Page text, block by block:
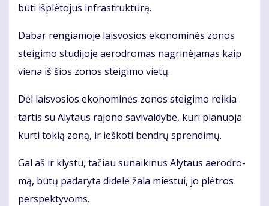
bū­ti iš­plė­to­jus in­fra­struk­tū­rą.
Da­bar ren­gia­mo­je lais­vo­sios eko­no­mi­nės zo­nos
stei­gi­mo stu­di­jo­je ae­ro­dro­mas nag­ri­nė­ja­mas kaip
vie­na iš šios zo­nos stei­gi­mo vie­tų.
Dėl lais­vo­sios eko­no­mi­nės zo­nos stei­gi­mo rei­kia
tar­tis su Aly­taus ra­jo­no sa­vi­val­dy­be, ku­ri pla­nuo­ja
kur­ti to­kią zo­ną, ir ieš­ko­ti ben­drų spren­di­mų.
Gal aš ir klys­tu, ta­čiau su­nai­ki­nus Aly­taus ae­ro­dro­
mą, bū­tų padaryta didelė žala miestui, jo plėtros
perspektyvoms.